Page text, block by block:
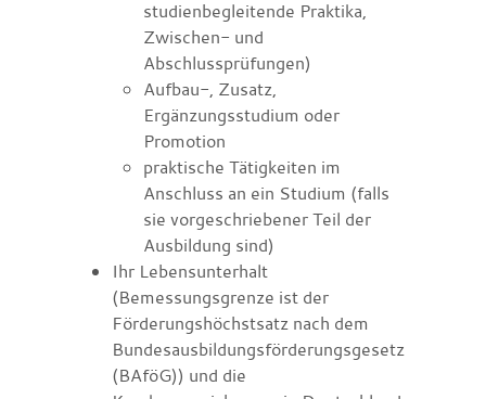
studienbegleitende Praktika,
Zwischen- und
Abschlussprüfungen)
Aufbau-, Zusatz,
Ergänzungsstudium oder
Promotion
praktische Tätigkeiten im
Anschluss an ein Studium (falls
sie vorgeschriebener Teil der
Ausbildung sind)
Ihr Lebensunterhalt
(Bemessungsgrenze ist der
Förderungshöchstsatz nach dem
Bundesausbildungsförderungsgesetz
(BAföG)) und die